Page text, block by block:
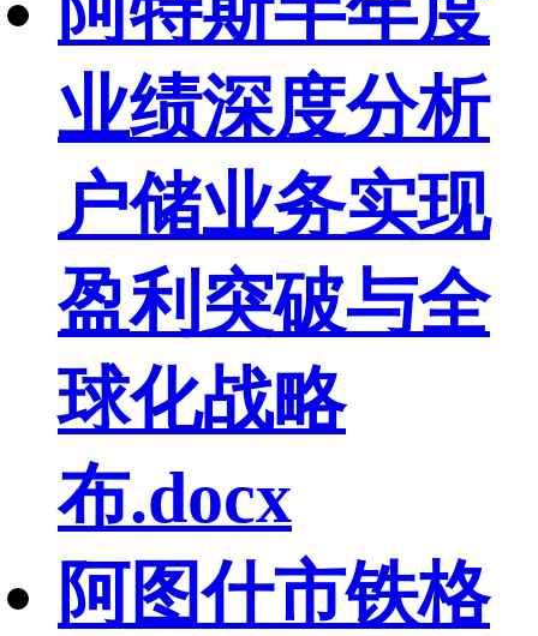
业绩深度分析
户储业务实现
盈利突破与全
球化战略
布.docx
阿图什市铁格